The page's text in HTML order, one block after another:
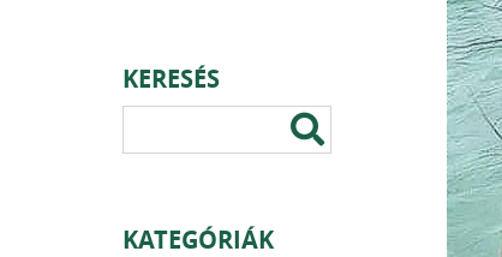
KERESÉS
KATEGÓRIÁK